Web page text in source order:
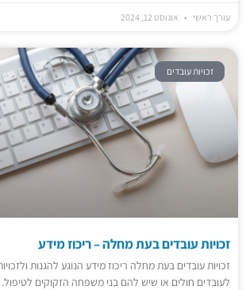
עורך ראשי אוגוסט 12, 2024
זכויות עובדים
זכויות עובדים בעת מחלה – ריכוז מידע
זכויות עובדים בעת מחלה ריכוז מידע הנוגע להגנות
לעובדים חולים או שיש להם בני משפחה הזקוקים לטיפול.